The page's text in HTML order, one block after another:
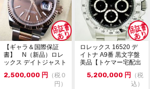
ッシュフィット番号:558B
約+2～+4秒
ムグラファー平置計測。計測環境により変動。参
にお考えください。）
なキズがありますが、目立つ大きなキズ等はなく比
レイな状態です。
にキズやカケはありませんが、サイクロップレン
ルーペで確認出来る程度の薄いキズあり。
【ギャラ＆国際保証
書】 N（新品）ロレ
ックス デイトジャスト
126231 36m...
2,500,000 円
（税０
円）
ロレックス 16520 デ
イトナ A9番 黒文字盤
美品【トケマー宅配出
5,200,000 円
（税
込）